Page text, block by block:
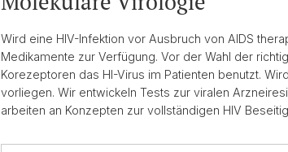
Wird eine HIV-Infektion vor Ausbruch von AIDS
Medikamente zur Verfügung. Vor der Wahl der
Korezeptoren das HI-Virus im Patienten benutzt.
vorliegen. Wir entwickeln Tests zur viralen
arbeiten an Konzepten zur vollständigen HIV